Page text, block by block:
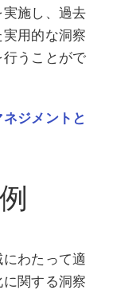
実施し、過去
用的な洞察
うことがで
ジメントと
にわたって適
関する洞察